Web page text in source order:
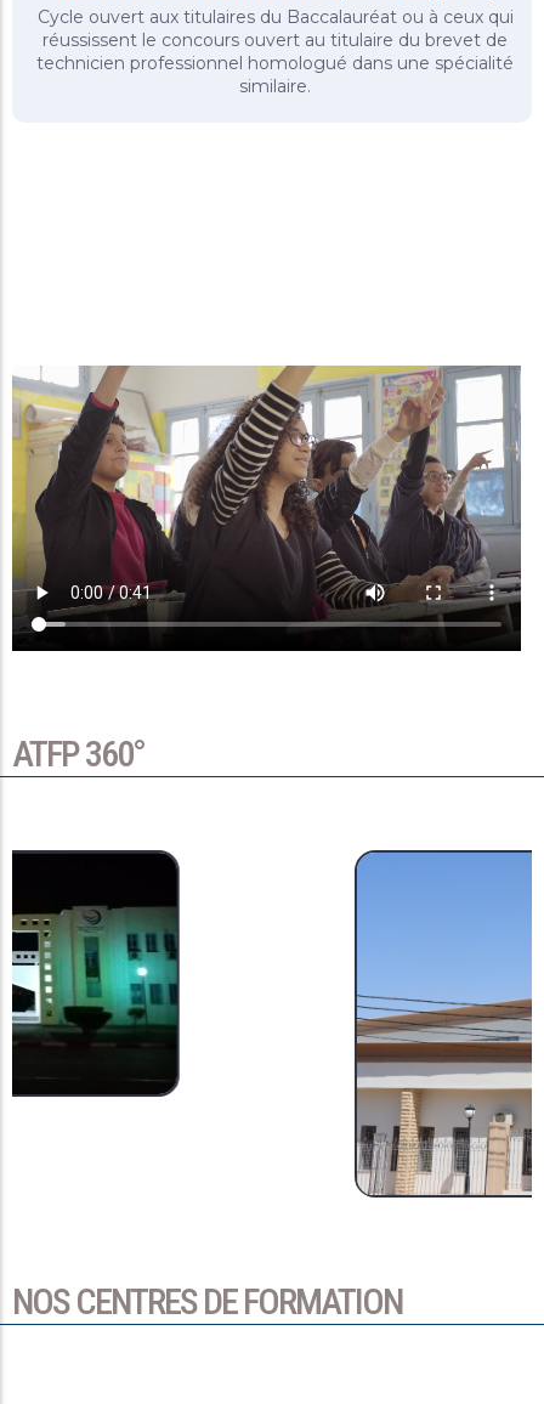
Cycle ouvert aux titulaires du Baccalauréat ou à ceux qui
réussissent le concours ouvert au titulaire du brevet de
technicien professionnel homologué dans une spécialité
similaire.​
ATFP 360°
NOS CENTRES DE FORMATION